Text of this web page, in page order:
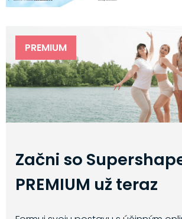
PREMIUM
Začni so
PREMIUM už teraz